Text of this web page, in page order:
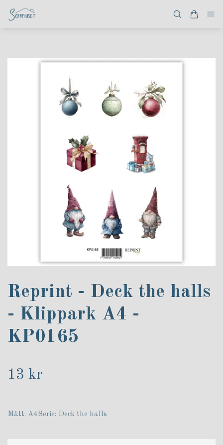
Reprint - Deck the halls
- Klippark A4 -
KP0165
13 kr
Mått: A4Serie: Deck the halls